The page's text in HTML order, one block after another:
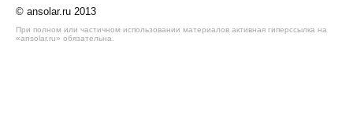
© ansolar.ru 2013
При полном или частичном использовании материалов активная гиперссылка на
«ansolar.ru» обязательна.